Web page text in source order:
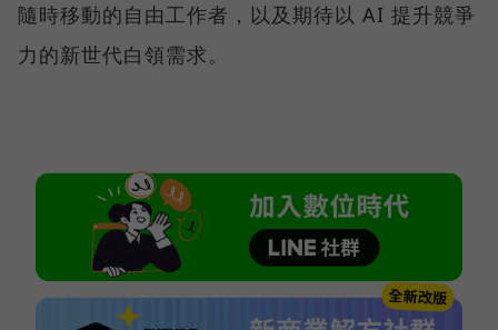
隨時移動的自由工作者，以及期待以 AI 提升競爭
力的新世代白領需求。